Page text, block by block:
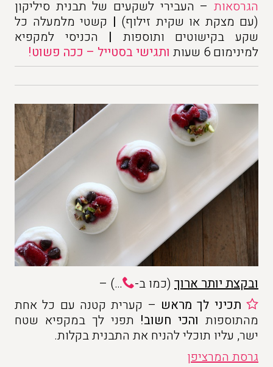
הגרסאות – העבירי לשקעים של תבנית סיליקון
(עם מצקת או שקית זילוף) | קשטי מלמעלה כל
שקע בקישוטים ותוספות | הכניסי למקפיא
למינימום 6 שעות
ותגישי בסטייל – ככה פשוט!
ובקצת יותר ארוך (כמו ב-
…) –
תכיני לך מראש – קערית קטנה עם כל אחת
מהתוספות והכי חשוב! תפני לך במקפיא שטח
ישר, עליו תוכלי להניח את התבנית בקלות.
גרסת המרציפן